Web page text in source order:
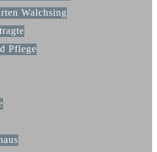
Walchsing
Pflege